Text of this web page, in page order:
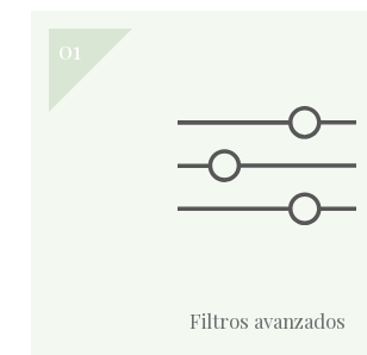
Filtros avanzados